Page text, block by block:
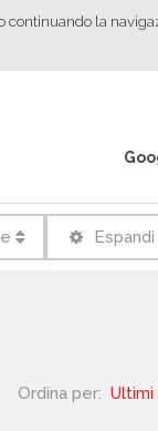
Ordina per: Ultimi
la